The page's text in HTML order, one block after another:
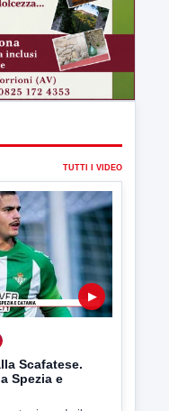
Scafatese.
Spezia e
riguarda il
si...